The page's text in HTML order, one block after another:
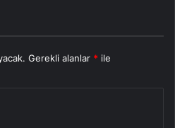
Gerekli alanlar * ile